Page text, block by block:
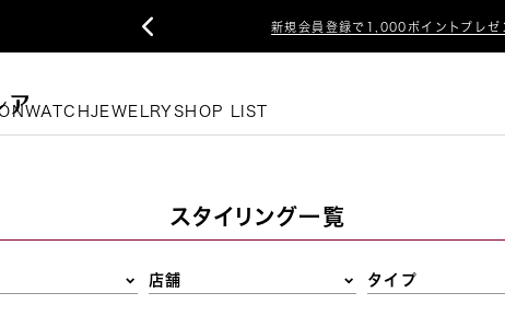
新規会員登録で1,000ポイントプレゼ

WATCHJEWELRY SHOP LIST
スタイリング一覧
店舗 タイプ